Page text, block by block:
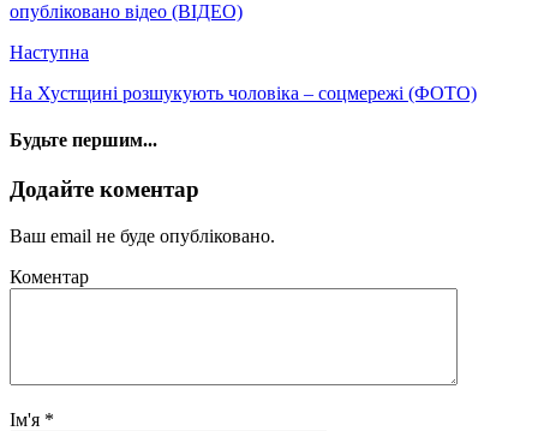
опубліковано відео (ВІДЕО)
Наступна
На Хустщині розшукують чоловіка – соцмережі (ФОТО)
Будьте першим...
Додайте коментар
Ваш email не буде опубліковано.
Коментар
Ім'я *